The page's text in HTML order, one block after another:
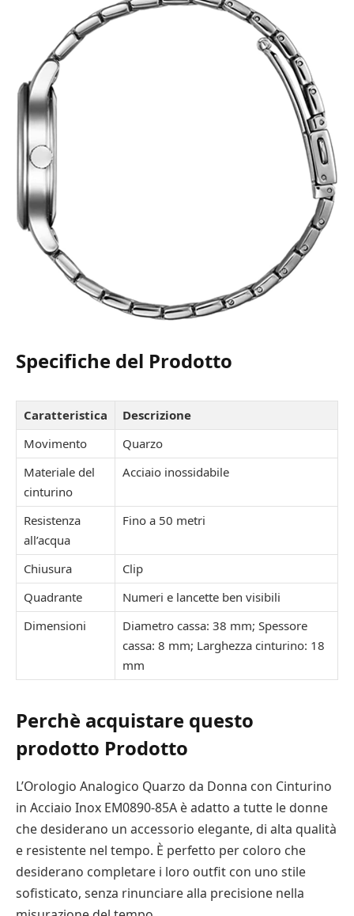
Specifiche del Prodotto
Caratteristica
Descrizione
Movimento
Quarzo
Materiale del
cinturino
Acciaio inossidabile
Resistenza
all’acqua
Fino a 50 metri
Chiusura
Clip
Quadrante
Numeri e lancette ben visibili
Dimensioni
Diametro cassa: 38 mm; Spessore
cassa: 8 mm; Larghezza cinturino: 18
mm
Perchè acquistare questo
prodotto Prodotto
L’Orologio Analogico Quarzo da Donna con Cinturino
in Acciaio Inox EM0890-85A è adatto a tutte le donne
che desiderano un accessorio elegante, di alta qualità
e resistente nel tempo. È perfetto per coloro che
desiderano completare i loro outfit con uno stile
sofisticato, senza rinunciare alla precisione nella